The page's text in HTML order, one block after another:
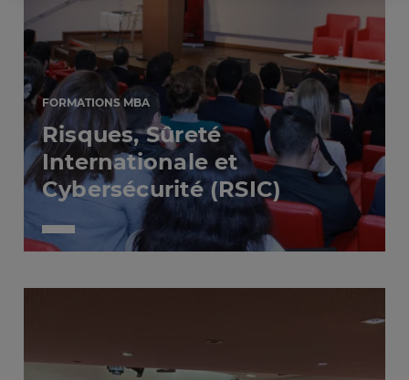
FORMATIONS MBA
Risques, Sûreté
Internationale et
Cybersécurité (RSIC)